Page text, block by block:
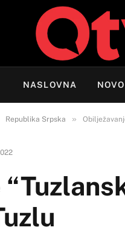
NASLOVNA
Republika Srpska »